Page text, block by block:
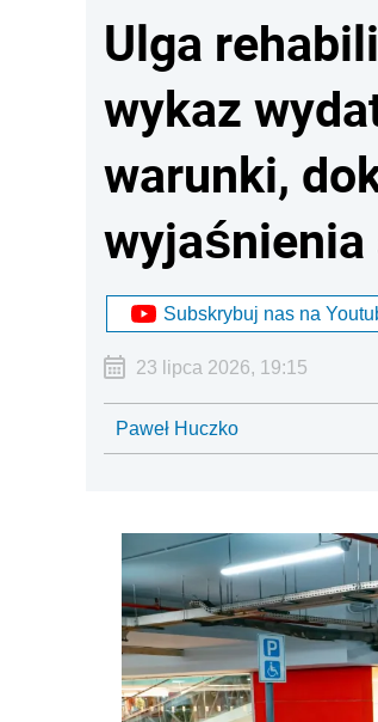
Ulga
wykaz
warunki,
Subskrybuj nas na
23 lipca 2026, 19:15
Paweł Huczko